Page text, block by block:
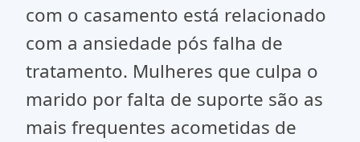
com o casamento está relacionado
com a ansiedade pós falha de
tratamento. Mulheres que culpa o
marido por falta de suporte são as
mais frequentes acometidas de